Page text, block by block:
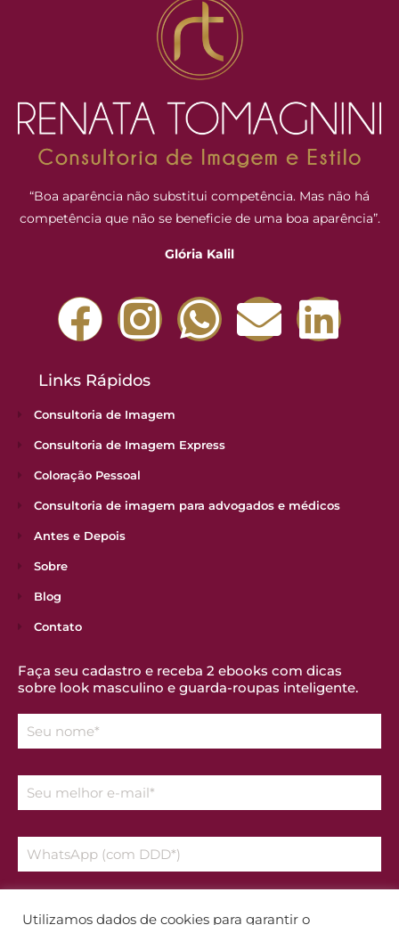
“Boa aparência não substitui competência. Mas não há
competência que não se beneficie de uma boa aparência”.
Glória Kalil
Links Rápidos
Consultoria de Imagem
Consultoria de Imagem Express
Coloração Pessoal
Consultoria de imagem para advogados e médicos
Antes e Depois
Sobre
Blog
Contato
Faça seu cadastro e receba 2 ebooks com dicas
sobre look masculino e guarda-roupas inteligente.
Declaro que aceito os temos daPolítica de Privacidade
Utilizamos dados de cookies para garantir o